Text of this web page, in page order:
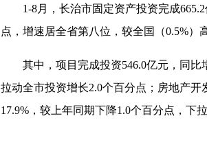
1-8月，长治市固定资产投资完成
点，增速居全省第八位，较全国（0.5%）
其中，项目完成投资546.0亿元，同比
拉动全市投资增长2.0个百分点； 房地产开
17.9%，较上年同期下降1.0个百分点，下